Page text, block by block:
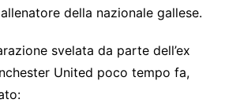
della nazionale gallese.
svelata da parte dell’ex
United poco tempo fa,